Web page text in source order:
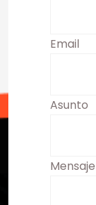
Email
Asunto
Mensaje